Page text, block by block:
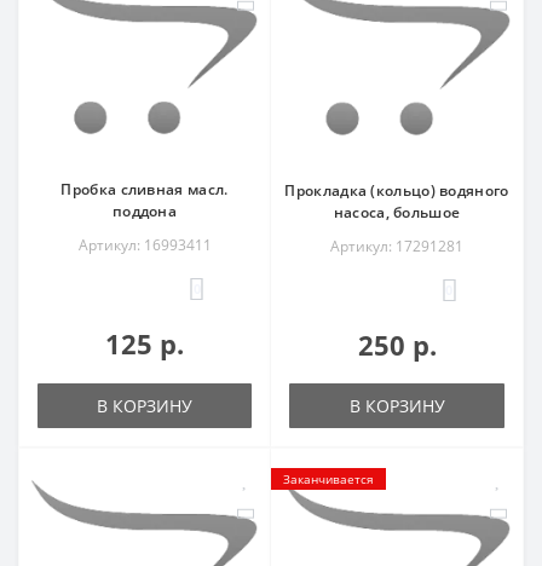
Пробка сливная масл.
поддона
Артикул: 16993411
125 р.
В КОРЗИНУ
Прокладка (кольцо) водяного
насоса, большое
Артикул: 17291281
250 р.
В КОРЗИНУ
Заканчивается